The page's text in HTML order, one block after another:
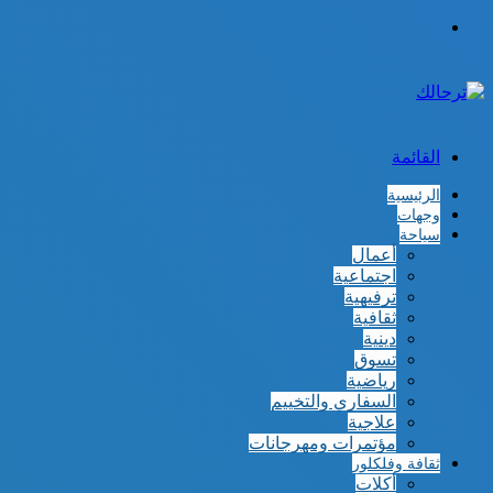
القائمة
الرئيسية
وجهات
سياحة
أعمال
اجتماعية
ترفيهية
ثقافية
دينية
تسوق
رياضية
السفاري والتخييم
علاجية
مؤتمرات ومهرجانات
ثقافة وفلكلور
أكلات